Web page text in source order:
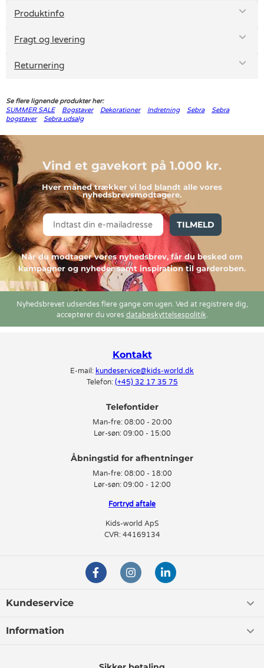
Produktinfo
Fragt og levering
Returnering
Se flere lignende produkter her:
SUMMER SALE
Bogstaver Dekorationer Indretning Sebra
Sebra
bogstaver
Sebra udsalg
Vind et gavekort på 1.000 kr.
Hver måned trækker vi lod blandt alle vores
nyhedsbrevsmodtagere.
TILMELD
Når du modtager vores nyhedsbrev, får du besked om
kampagner og nyheder samt inspiration til garderoben.
Nyhedsbrevet udsendes flere gange om ugen. Ved at registrere dig,
accepterer du vores databeskyttelsespolitik.
Kontakt
E-mail: kundeservice@kids-world.dk
Telefon: (+45) 32 17 35 75
Telefontider
Man-fre: 08:00 - 20:00
Lør-søn: 09:00 - 15:00
Man-fre: 08:00 - 18:00
Lør-søn: 09:00 - 12:00
Fortryd aftale
Kids-world ApS
CVR: 44169134
Kundeservice
Information